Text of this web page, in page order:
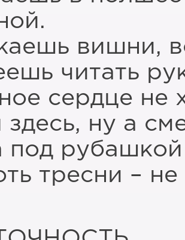
вишни,
читать
сердце не
здесь, ну а
под рубашкой
тресни –